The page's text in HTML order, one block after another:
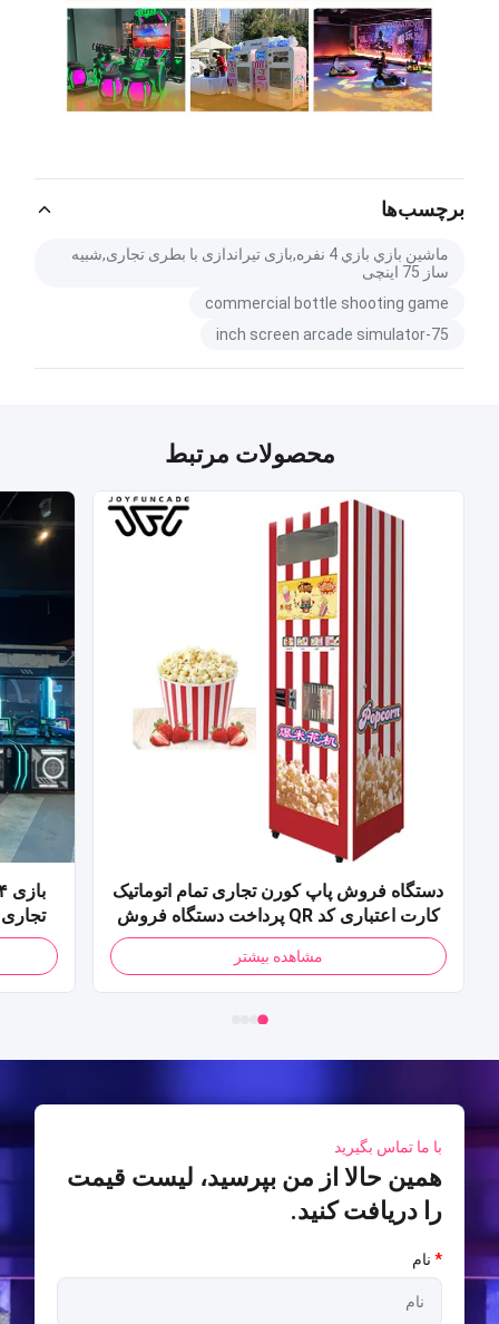
برچسب‌ها
ماشين بازي بازي 4 نفره,بازی تیراندازی با بطری تجاری,شبیه
ساز 75 اینچی
commercial bottle shooting game
75-inch screen arcade simulator
محصولات مرتبط
دستگاه فروش پاپ کورن تجاری تمام اتوماتیک
کارت اعتباری کد QR پرداخت دستگاه فروش
پاپ کورن برای مرکز خرید
مشاهده بیشتر
با ما تماس بگیرید
همین حالا از من بپرسید، لیست قیمت
را دریافت کنید.
* نام